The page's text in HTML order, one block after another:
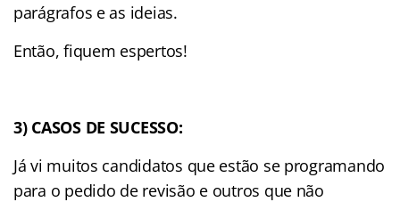
parágrafos e as ideias.
Então, fiquem espertos!
3) CASOS DE SUCESSO:
Já vi muitos candidatos que estão se programando
para o pedido de revisão e outros que não